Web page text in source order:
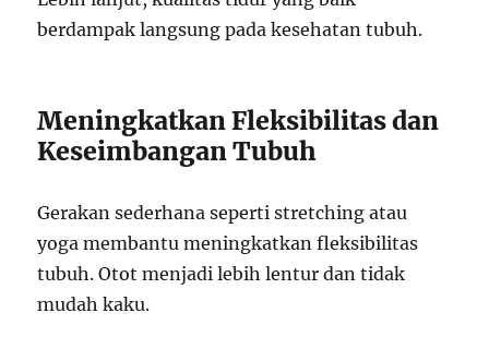
berdampak langsung pada kesehatan tubuh.
Meningkatkan Fleksibilitas dan
Keseimbangan Tubuh
Gerakan sederhana seperti stretching atau
yoga membantu meningkatkan fleksibilitas
tubuh. Otot menjadi lebih lentur dan tidak
mudah kaku.